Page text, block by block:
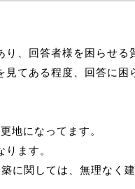
、回答者様を困らせる
てある程度、回答に困
地になってます。
ます。
に関しては、無理なく建